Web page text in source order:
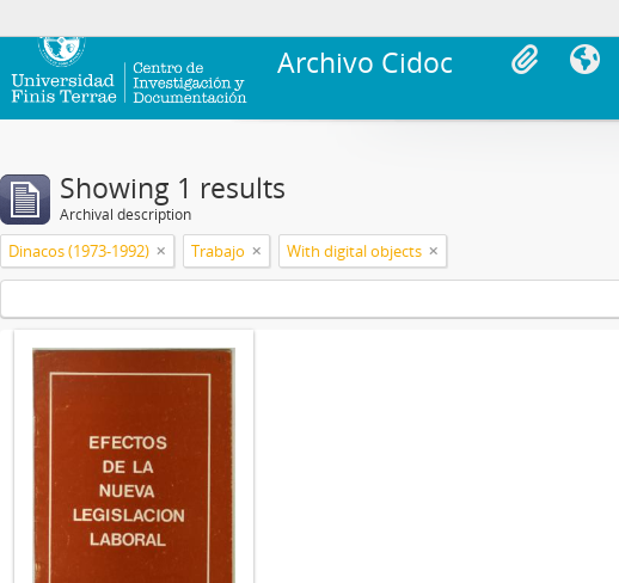
Archivo Cidoc
Showing 1 results
Archival description
Dinacos (1973-1992) Trabajo With digital objects